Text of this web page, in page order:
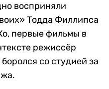
восприняли
Тодда Филлипса
первые фильмы в
режиссёр
со студией за